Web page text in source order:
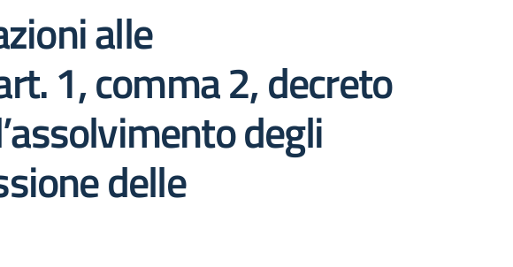
alle
1, comma 2, decreto
degli
delle